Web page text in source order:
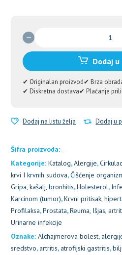
prirodni
sprečavanje
velika
srce
i
krvne
sudove
količina
Dodaj u
✔ Originalan proizvod✔ Brza
✔ Diskretna dostava✔ Plaćanje
Dodaj na listu želja Dodaj u
Šifra proizvoda: -
Kategorije:Katalog,Alergije,
krvi I krvnih sudova,Čišćenje
Gripa, kašalj, bronhitis,Holesterol,
Karcinom (tumor),Krvni pritisak,
Profilaksa,Prostata,Reuma, Išjas,
Urinarne infekcije
Oznake:Alchajmerova bolest,
sredstvo, artritis, atrofijski gastritis,